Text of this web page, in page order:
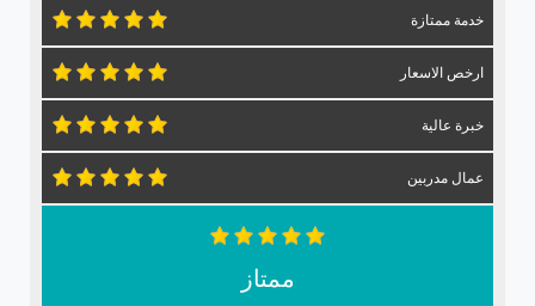
خدمة ممتازة
ارخص الاسعار
خبرة عالية
عمال مدربين
ممتاز